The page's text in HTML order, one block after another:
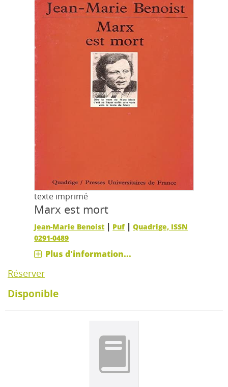
texte imprimé
Marx est mort
Jean-Marie Benoist | Puf |Quadrige, ISSN
0291-0489
Plus d'information...
Réserver
Disponible